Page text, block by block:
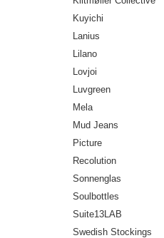
Kuyichi
Lanius
Lilano
Lovjoi
Luvgreen
Mela
Mud Jeans
Picture
Recolution
Sonnenglas
Soulbottles
Suite13LAB
Swedish Stockings